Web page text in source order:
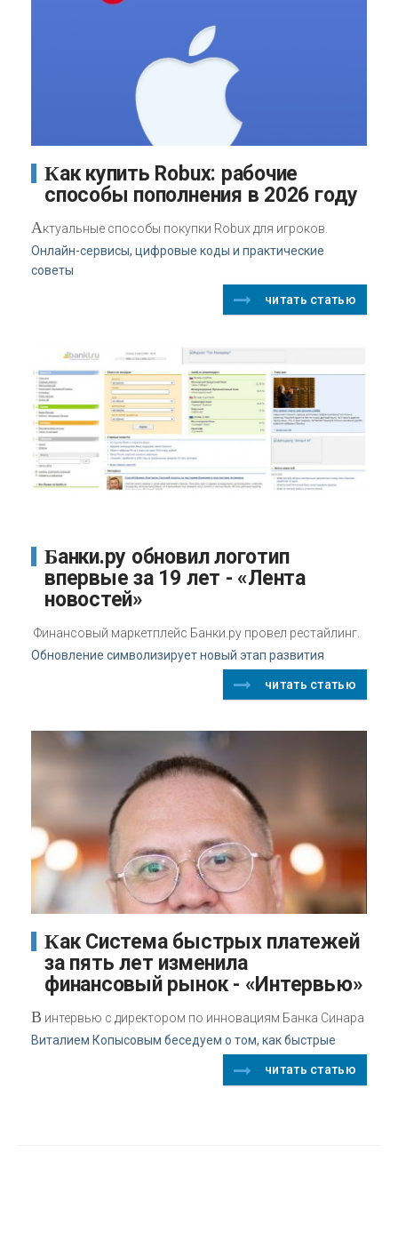
Как купить Robux: рабочие
способы пополнения в 2026 году
Актуальные способы покупки Robux для игроков.
Онлайн-сервисы, цифровые коды и практические
советы
читать статью
Банки.ру обновил логотип
впервые за 19 лет - «Лента
новостей»
Финансовый маркетплейс Банки.ру провел рестайлинг.
Обновление символизирует новый этап развития
читать статью
Как Система быстрых платежей
за пять лет изменила
финансовый рынок - «Интервью»
В интервью с директором по инновациям Банка Синара
Виталием Копысовым беседуем о том, как быстрые
читать статью